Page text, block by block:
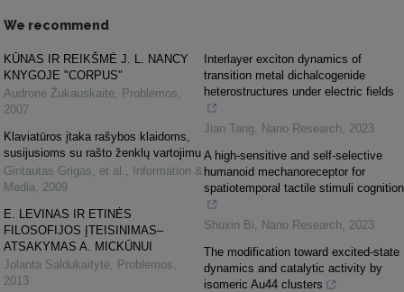
We recommend
KŪNAS IR REIKŠMĖ J. L. NANCY
KNYGOJE "CORPUS"
Audronė Žukauskaitė, Problemos,
2007
Klaviatūros įtaka rašybos klaidoms,
susijusioms su rašto ženklų vartojimu
Gintautas Grigas, et al. ,
Information &
Media, 2009
E. LEVINAS IR ETINĖS
FILOSOFIJOS ĮTEISINIMAS–
ATSAKYMAS A. MICKŪNUI
Jolanta Saldukaitytė, Problemos,
2013
Interlayer exciton dynamics of
transition metal dichalcogenide
heterostructures under electric fields
Jian Tang, Nano Research, 2023
A high-sensitive and self-selective
humanoid mechanoreceptor for
spatiotemporal tactile stimuli cognition
Shuxin Bi, Nano Research, 2023
The modification toward excited-state
dynamics and catalytic activity by
isomeric Au44 clusters